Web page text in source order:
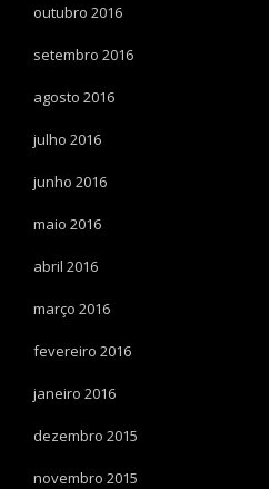
outubro 2016
setembro 2016
agosto 2016
julho 2016
junho 2016
maio 2016
abril 2016
março 2016
fevereiro 2016
janeiro 2016
dezembro 2015
novembro 2015